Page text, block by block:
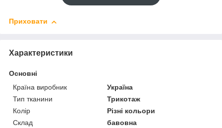
Приховати
Характеристики
Основні
Країна виробник
Україна
Тип тканини
Трикотаж
Колір
Різні кольори
Склад
бавовна